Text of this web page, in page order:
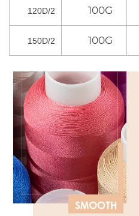
120D/2 100G
150D/2 100G